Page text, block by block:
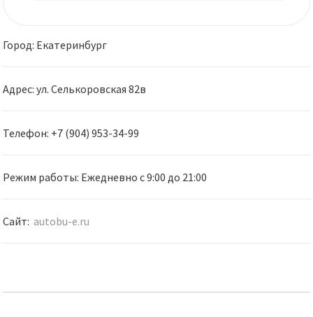
Город: Екатеринбург
Адрес: ул. Селькоровская 82в
Телефон: +7 (904) 953-34-99
Режим работы: Ежедневно c 9:00 до 21:00
Сайт: autobu-e.ru